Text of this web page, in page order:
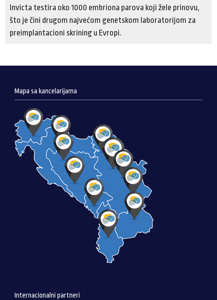
Invicta testira oko 1000 embriona parova koji žele prinovu,
što je čini drugom najvećom genetskom laboratorijom za
preimplantacioni skrining u Evropi.
Mapa sa kancelarijama
Internacionalni partneri